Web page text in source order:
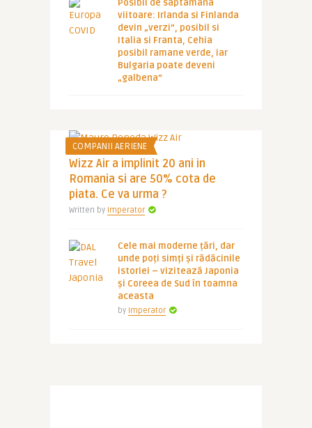
Posibil de saptamana
viitoare: Irlanda si Finlanda
devin „verzi”, posibil si
Italia si Franta, Cehia
posibil ramane verde, iar
Bulgaria poate deveni
„galbena”
COMPANII AERIENE
Wizz Air a implinit 20 ani in
Romania si are 50% cota de
piata. Ce va urma ?
Written by Imperator
Cele mai moderne țări, dar
unde poți simți și rădăcinile
istoriei – vizitează Japonia
și Coreea de Sud în toamna
aceasta
by Imperator